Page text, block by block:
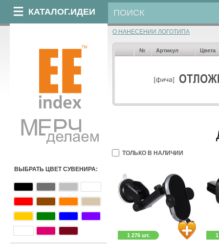
КАТАЛОГ.ИДЕИ
ВЫБРАТЬ ЦВЕТ СУВЕНИРА:
О НАНЕСЕНИИ ЛОГОТИПА
№ Артикул Цвета
ТОЛЬКО В НАЛИЧИИ
1 276 шт.